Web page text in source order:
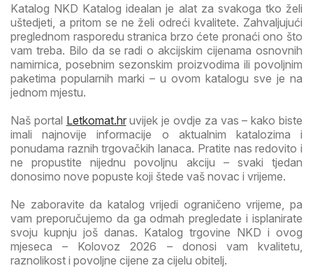
Katalog NKD Katalog idealan je alat za svakoga tko želi
uštedjeti, a pritom se ne želi odreći kvalitete. Zahvaljujući
preglednom rasporedu stranica brzo ćete pronaći ono što
vam treba. Bilo da se radi o akcijskim cijenama osnovnih
namirnica, posebnim sezonskim proizvodima ili povoljnim
paketima popularnih marki – u ovom katalogu sve je na
jednom mjestu.
Naš portal Letkomat.hruvijek je ovdje za vas – kako biste
imali najnovije informacije o aktualnim katalozima i
ponudama raznih trgovačkih lanaca. Pratite nas redovito i
ne propustite nijednu povoljnu akciju – svaki tjedan
donosimo nove popuste koji štede vaš novac i vrijeme.
Ne zaboravite da katalog vrijedi ograničeno vrijeme, pa
vam preporučujemo da ga odmah pregledate i isplanirate
svoju kupnju još danas. Katalog trgovine NKD i ovog
mjeseca – Kolovoz 2026 – donosi vam kvalitetu,
raznolikost i povoljne cijene za cijelu obitelj.